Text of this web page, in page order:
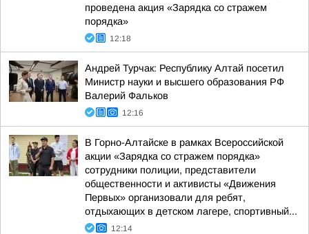
проведена акция «Зарядка со стражем
порядка»
12:18
Андрей Турчак: Республику Алтай посетил
Министр науки и высшего образования РФ
Валерий Фальков
12:16
В Горно-Алтайске в рамках Всероссийской
акции «Зарядка со стражем порядка»
сотрудники полиции, представители
общественности и активисты «Движения
Первых» организовали для ребят,
отдыхающих в детском лагере, спортивный...
12:14